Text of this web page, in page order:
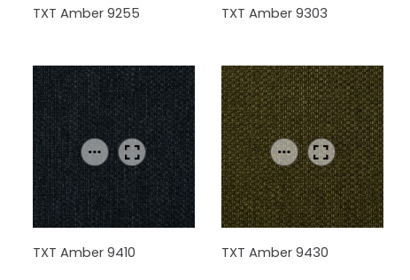
TXT Amber 9255 TXT Amber 9303
TXT Amber 9410 TXT Amber 9430